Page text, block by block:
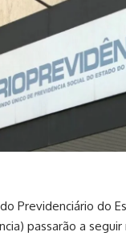
Previdenciário do
passarão a seguir